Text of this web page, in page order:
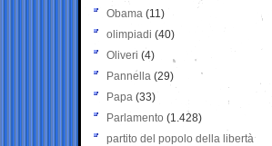
Obama (11)
olimpiadi (40)
Oliveri (4)
Pannella (29)
Papa (33)
Parlamento (1.428)
partito del popolo della libertà